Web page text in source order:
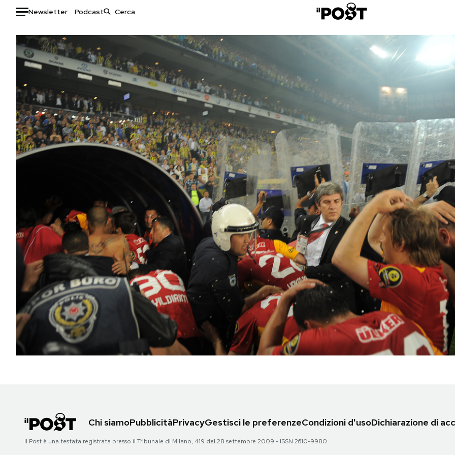
Newsletter Podcast
Auto
HOME
Mondo
Politica
Tecnologia
Internet
Moda
Libri
Consumismi
Storie/Idee
Ok Boomer!
Media
Mondiali calcio 2026
PODCAST
NEWSLETTER
I MIEI PREFERITI
SHOP
AREA PERSONALE
Chi siamoPubblicitàPrivacyGestisci le preferenzeCondizioni d'usoDichiarazione di
Il Post è una testata registrata presso il Tribunale di Milano, 419 del 28 settembre 2009 - ISSN 2610-9980